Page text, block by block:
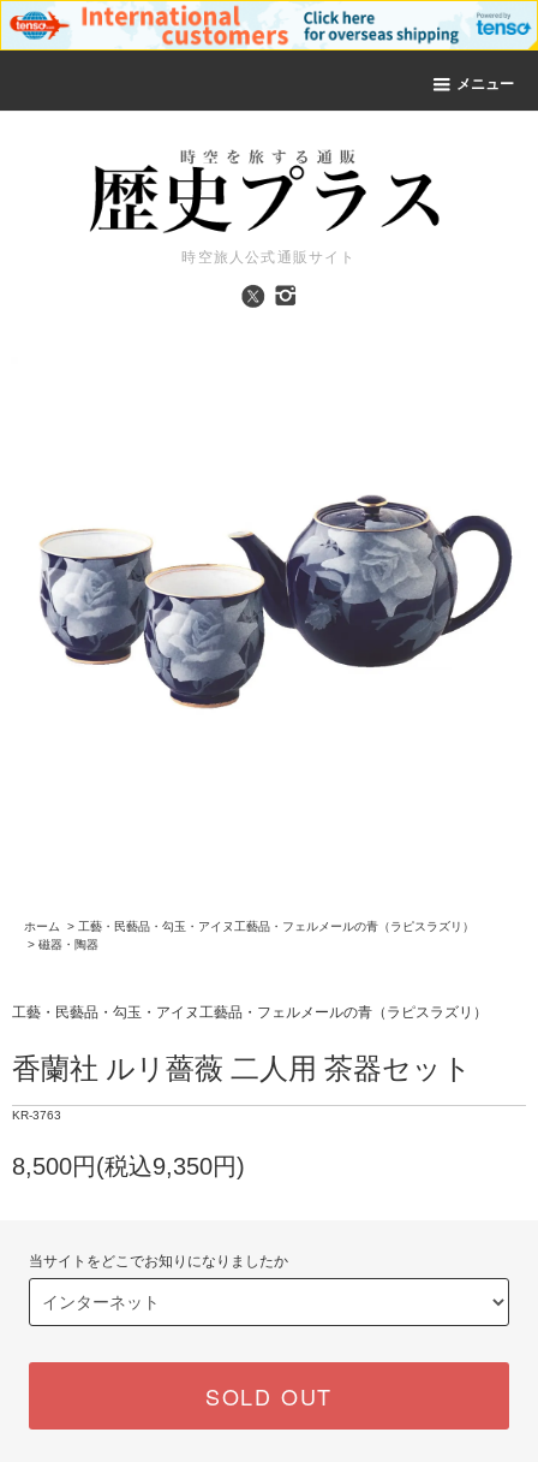
メニュー
時空旅人公式通販サイト
ホーム > 工藝・民藝品・勾玉・アイヌ工藝品・フェルメールの青（ラピスラズリ）
> 磁器・陶器
工藝・民藝品・勾玉・アイヌ工藝品・フェルメールの青（ラピスラズリ）
香蘭社 ルリ薔薇 二人用 茶器セット
KR-3763
8,500円(税込9,350円)
当サイトをどこでお知りになりましたか
SOLD OUT